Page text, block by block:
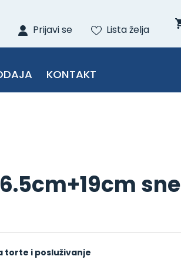
Prijavi se Lista želja
KONTAKT
sne
torte i posluživanje